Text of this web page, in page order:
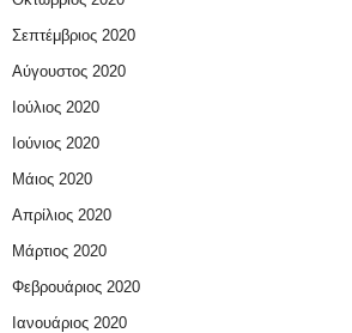
Σεπτέμβριος 2020
Αύγουστος 2020
Ιούλιος 2020
Ιούνιος 2020
Μάιος 2020
Απρίλιος 2020
Μάρτιος 2020
Φεβρουάριος 2020
Ιανουάριος 2020